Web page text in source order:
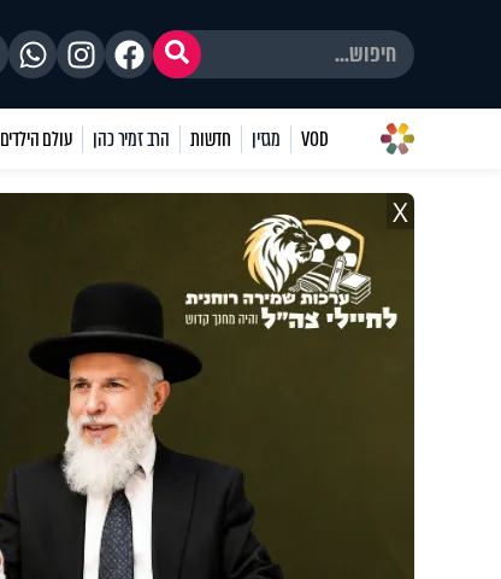
VOD מגזין חדשות הרב זמיר כהן עולם הילדים
X